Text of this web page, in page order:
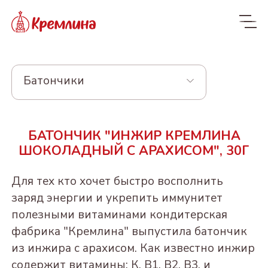
Батончики
Новинки
NEW
КРЕМЛИНА ЧИЗ
КУРАГА КРЕМЛИНА
ЧИЗ
ФИНИК КРЕМЛИНА
Из сухофруктов
ЧЕРНОСЛИВ
ШОКОЛАДНЫЙ
Из орехов и
сухофруктов
Драже
Из орехов и вишни в
шоколаде
ВИШНЯ В
"Котики - Маркотики"
Конфеты в пакетах
Пакеты 190-300г
Конфеты и батончики
БЕЗ САХАРА
БАТОНЧИК "ИНЖИР КРЕМЛИНА
ШОКОЛАДНЫЙ С АРАХИСОМ", 30Г
Для тех кто хочет быстро восполнить
заряд энергии и укрепить иммунитет
полезными витаминами кондитерская
фабрика "Кремлина" выпустила батончик
из инжира с арахисом. Как известно инжир